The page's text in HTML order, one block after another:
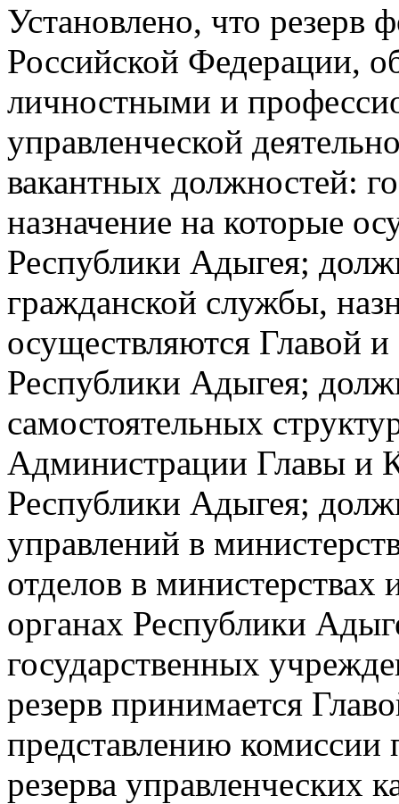
Установлено, что резерв
Российской Федерации,
личностными и
управленческой
вакантных должностей:
назначение на которые
Республики Адыгея;
гражданской службы,
осуществляются Главой
Республики Адыгея;
самостоятельных
Администрации Главы и
Республики Адыгея;
управлений в
отделов в
органах Республики
государственных
резерв принимается
представлению
резерва управленческих